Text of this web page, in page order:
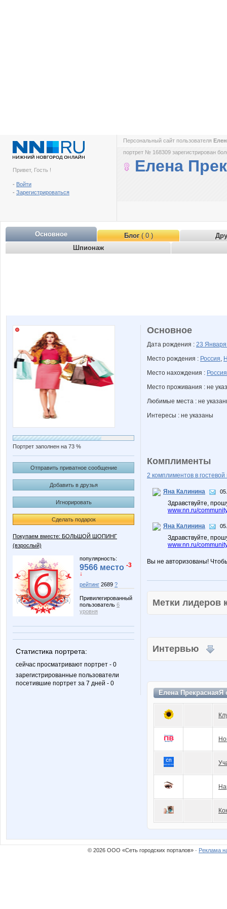
Привет, Гость !
- Войти
- Зарегистрироваться
Персональный сайт пользователя
портрет № 168309 зарегистрирован
Елена
Основное Блог( 0 )
Шпионаж
Портрет заполнен на 73 %
Отправить приватное сообщение
Добавить в друзья
Игнорировать
Сделать подарок
Покупаем вместе: БОЛЬШОЙ ШОПИНГ
(взрослый)
популярность:
9566 место -3
↓
рейтинг 2689 ?
Привилегированный
пользователь 6
уровня
Статистика портрета:
сейчас просматривают портрет - 0
зарегистрированные пользователи
посетившие портрет за 7 дней - 0
Основное
Дата рождения : 23
Место рождения : Россия,
Место нахождения : Россия
Место проживания : не
Любимые места : не
Интересы : не указаны
Комплименты
2 комплиментов в гостевой
Яна Калинина
Здравствуйте,
www.nn.ru/
Яна Калинина
Здравствуйте,
www.nn.ru/
Вы не авторизованы!
Метки
Интервью
Елена ПрекраснаяЯ
© 2026 ООО «Сеть городских порталов» · Реклама